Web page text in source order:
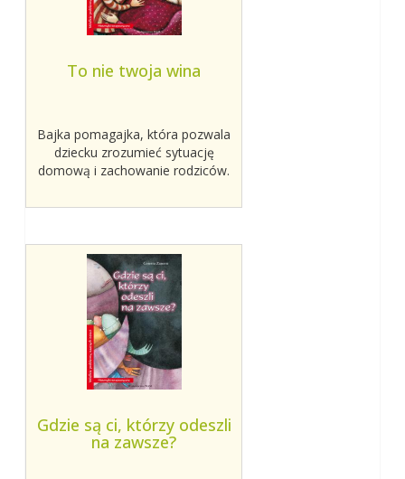
To nie twoja wina
Bajka pomagajka, która pozwala
dziecku zrozumieć sytuację
domową i zachowanie rodziców.
Gdzie są ci, którzy odeszli
na zawsze?